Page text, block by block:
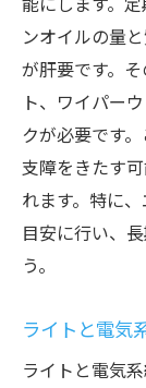
ンオイルの量
が肝要です。
ト、ワイパー
クが必要です
支障をきたす
れます。特に
目安に行い、
う。
ライトと電気
ライトと電気